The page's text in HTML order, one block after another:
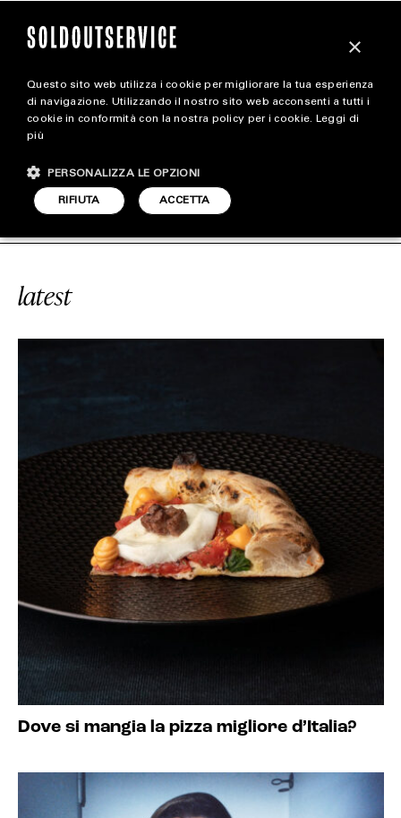
magazine
STYLE
FOOTWEAR
#CLASSIFICA SOLDOUTSERVICE
latest
Dove si mangia la pizza migliore d’Italia?
×
Questo sito web utilizza i cookie per migliorare la tua esperienza
di navigazione. Utilizzando il nostro sito web acconsenti a tutti i
cookie in conformità con la nostra policy per i cookie. Leggi di
più
ACCETTA
RIFIUTA
PERSONALIZZA LE OPZIONI